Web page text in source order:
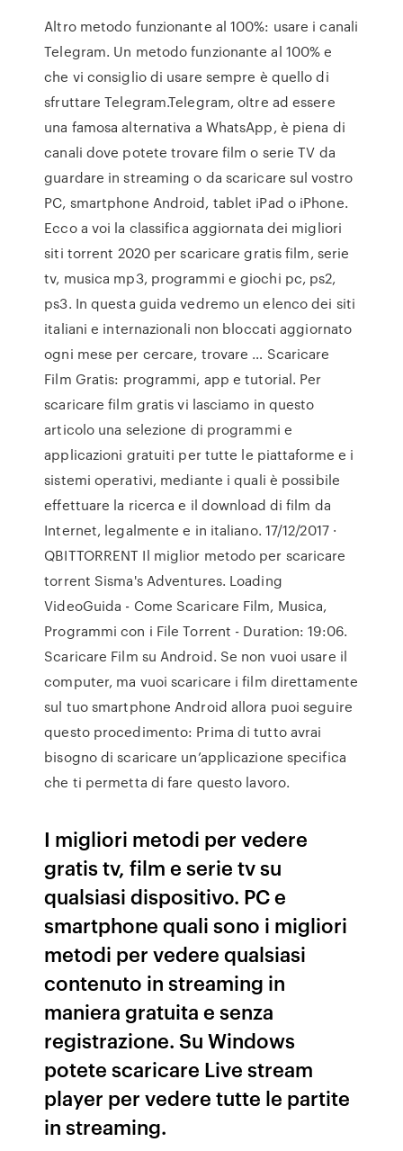
Altro metodo funzionante al 100%: usare i canali
Telegram. Un metodo funzionante al 100% e
che vi consiglio di usare sempre è quello di
sfruttare Telegram.Telegram, oltre ad essere
una famosa alternativa a WhatsApp, è piena di
canali dove potete trovare film o serie TV da
guardare in streaming o da scaricare sul vostro
PC, smartphone Android, tablet iPad o iPhone.
Ecco a voi la classifica aggiornata dei migliori
siti torrent 2020 per scaricare gratis film, serie
tv, musica mp3, programmi e giochi pc, ps2,
ps3. In questa guida vedremo un elenco dei siti
italiani e internazionali non bloccati aggiornato
ogni mese per cercare, trovare … Scaricare
Film Gratis: programmi, app e tutorial. Per
scaricare film gratis vi lasciamo in questo
articolo una selezione di programmi e
applicazioni gratuiti per tutte le piattaforme e i
sistemi operativi, mediante i quali è possibile
effettuare la ricerca e il download di film da
Internet, legalmente e in italiano. 17/12/2017 ·
QBITTORRENT Il miglior metodo per scaricare
torrent Sisma's Adventures. Loading
VideoGuida - Come Scaricare Film, Musica,
Programmi con i File Torrent - Duration: 19:06.
Scaricare Film su Android. Se non vuoi usare il
computer, ma vuoi scaricare i film direttamente
sul tuo smartphone Android allora puoi seguire
questo procedimento: Prima di tutto avrai
bisogno di scaricare un’applicazione specifica
che ti permetta di fare questo lavoro.
I migliori metodi per vedere
gratis tv, film e serie tv su
qualsiasi dispositivo. PC e
smartphone quali sono i migliori
metodi per vedere qualsiasi
contenuto in streaming in
maniera gratuita e senza
registrazione. Su Windows
potete scaricare Live stream
player per vedere tutte le partite
in streaming.